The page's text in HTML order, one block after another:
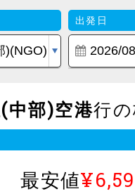
出発日
中部)空港行
最安値